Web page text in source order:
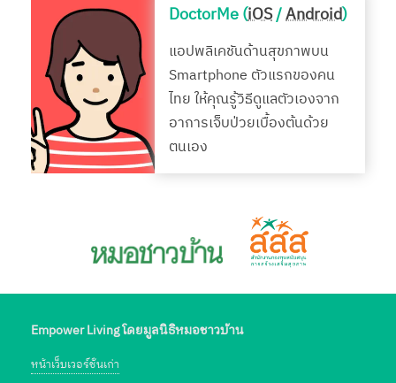
DoctorMe (iOS/Android)
แอปพลิเคชันด้านสุขภาพบน
Smartphone ตัวแรกของคน
ไทย ให้คุณรู้วิธีดูแลตัวเองจาก
อาการเจ็บป่วยเบื้องต้นด้วย
ตนเอง
Empower Living โดยมูลนิธิหมอชาวบ้าน
หน้าเว็บเวอร์ชั่นเก่า